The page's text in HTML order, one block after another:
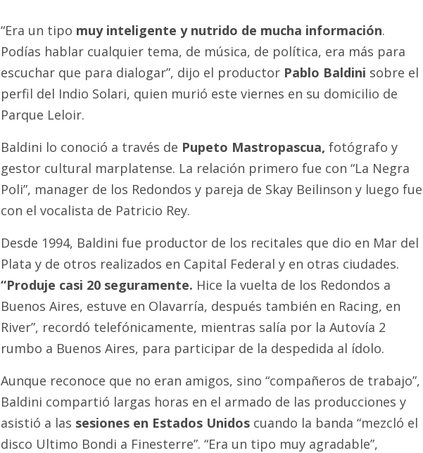
“Era un tipo muy inteligente y nutrido de mucha información.
Podías hablar cualquier tema, de música, de política, era más para
escuchar que para dialogar”, dijo el productor Pablo Baldini sobre el
perfil del Indio Solari, quien murió este viernes en su domicilio de
Parque Leloir.
Baldini lo conoció a través de Pupeto Mastropascua, fotógrafo y
gestor cultural marplatense. La relación primero fue con “La Negra
Poli”, manager de los Redondos y pareja de Skay Beilinson y luego fue
con el vocalista de Patricio Rey.
Desde 1994, Baldini fue productor de los recitales que dio en Mar del
Plata y de otros realizados en Capital Federal y en otras ciudades.
“Produje casi 20 seguramente. Hice la vuelta de los Redondos a
Buenos Aires, estuve en Olavarría, después también en Racing, en
River”, recordó telefónicamente, mientras salía por la Autovía 2
rumbo a Buenos Aires, para participar de la despedida al ídolo.
Aunque reconoce que no eran amigos, sino “compañeros de trabajo”,
Baldini compartió largas horas en el armado de las producciones y
asistió a las sesiones en Estados Unidoscuando la banda “mezcló el
disco Ultimo Bondi a Finesterre”. “Era un tipo muy agradable”,